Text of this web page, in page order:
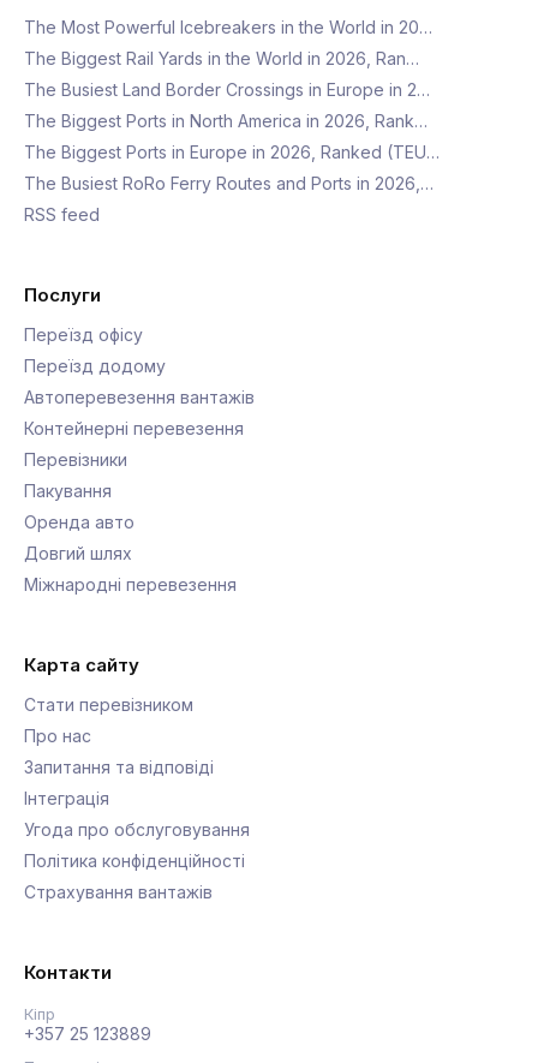
The Most Powerful Icebreakers in the World in 20…
The Biggest Rail Yards in the World in 2026, Ran…
The Busiest Land Border Crossings in Europe in 2…
The Biggest Ports in North America in 2026, Rank…
The Biggest Ports in Europe in 2026, Ranked (TEU…
The Busiest RoRo Ferry Routes and Ports in 2026,…
RSS feed
Послуги
Переїзд офісу
Переїзд додому
Автоперевезення вантажів
Контейнерні перевезення
Перевізники
Пакування
Оренда авто
Довгий шлях
Міжнародні перевезення
Карта сайту
Стати перевізником
Про нас
Запитання та відповіді
Інтеграція
Угода про обслуговування
Політика конфіденційності
Страхування вантажів
Контакти
Кіпр
+357 25 123889